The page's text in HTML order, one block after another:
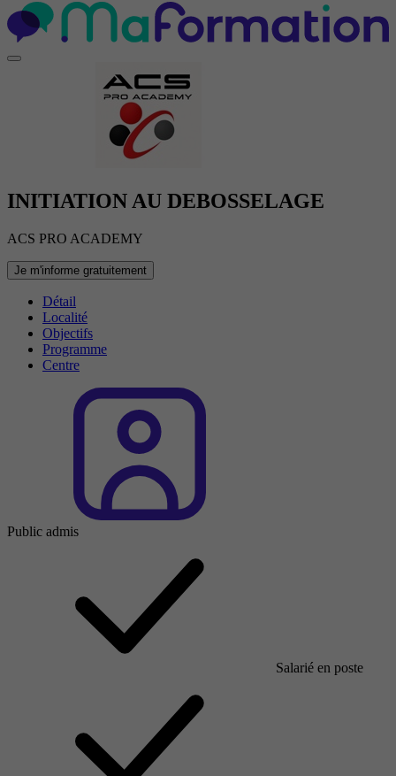
INITIATION AU DEBOSSELAGE
ACS PRO ACADEMY
Je m'informe gratuitement
Détail
Localité
Objectifs
Programme
Centre
Public admis
Salarié en poste